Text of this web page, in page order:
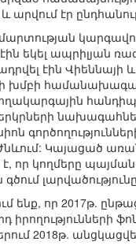
և արվում էր
եկել ապրիլյան
էին
խմբի
երկրների
Կայացած
է, որ կողմերը
ենք, որ 2017թ.
իրողությունների
2018թ.